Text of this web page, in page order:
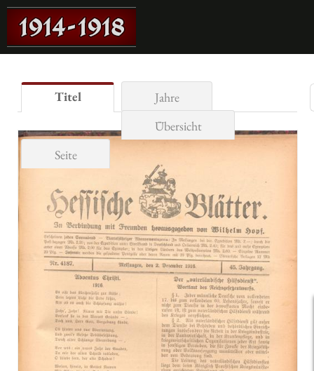
Titel
Jahre
Übersicht
Seite